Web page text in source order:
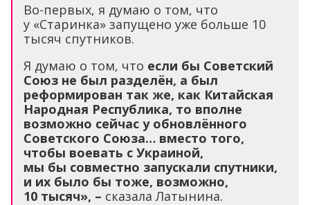
Во-первых, я думаю о том, что
у «Старинка» запущено уже больше 10
тысяч спутников.
Я думаю о том, что если бы Советский
Союз не был разделён, а был
реформирован так же, как Китайская
Народная Республика, то вполне
возможно сейчас у обновлённого
Советского Союза… вместо того,
чтобы воевать с Украиной,
мы бы совместно запускали спутники,
и их было бы тоже, возможно,
10 тысяч», – сказала Латынина.